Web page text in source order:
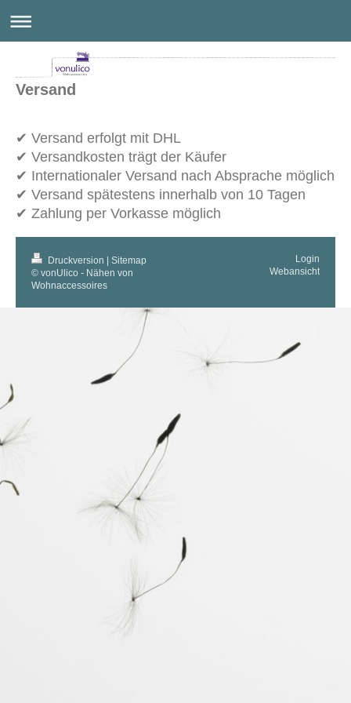
Versand
✔ Versand erfolgt mit DHL
✔ Versandkosten trägt der Käufer
✔ Internationaler Versand nach Absprache möglich
✔ Versand spätestens innerhalb von 10 Tagen
✔ Zahlung per Vorkasse möglich
Druckversion | Sitemap
© vonUlico - Nähen von
Wohnaccessoires
Login
Webansicht